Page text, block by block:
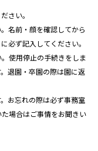
さい。
名前・顔を確認してから
必ず記入してください。
使用停止の手続きをしま
退園・卒園の際は園に返
お忘れの際は必ず事務室
場合はご事情をお聞きい